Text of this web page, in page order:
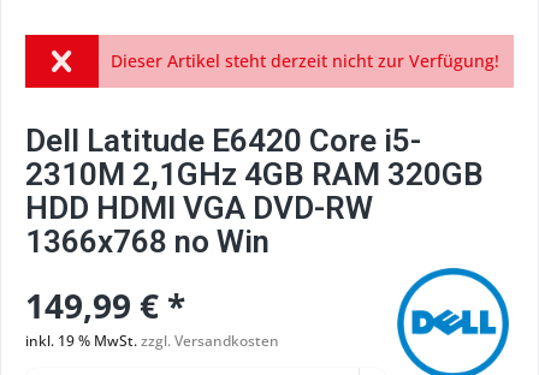
Dieser Artikel steht derzeit nicht zur Verfügung!
Dell Latitude E6420 Core i5-
2310M 2,1GHz 4GB RAM 320GB
HDD HDMI VGA DVD-RW
1366x768 no Win
149,99 € *
inkl. 19 % MwSt.zzgl. Versandkosten